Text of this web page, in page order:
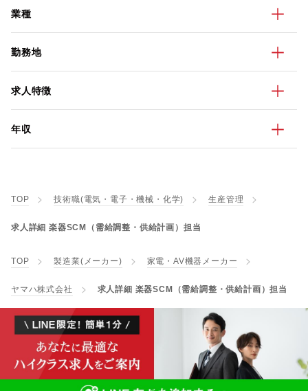
業種
勤務地
求人特徴
年収
TOP 技術職(電気・電子・機械・化学) 生産管理
求人詳細 楽器SCM（需給調整・供給計画）担当
TOP 製造業(メーカー) 家電・AV機器メーカー
ヤマハ株式会社 求人詳細 楽器SCM（需給調整・供給計画）担当